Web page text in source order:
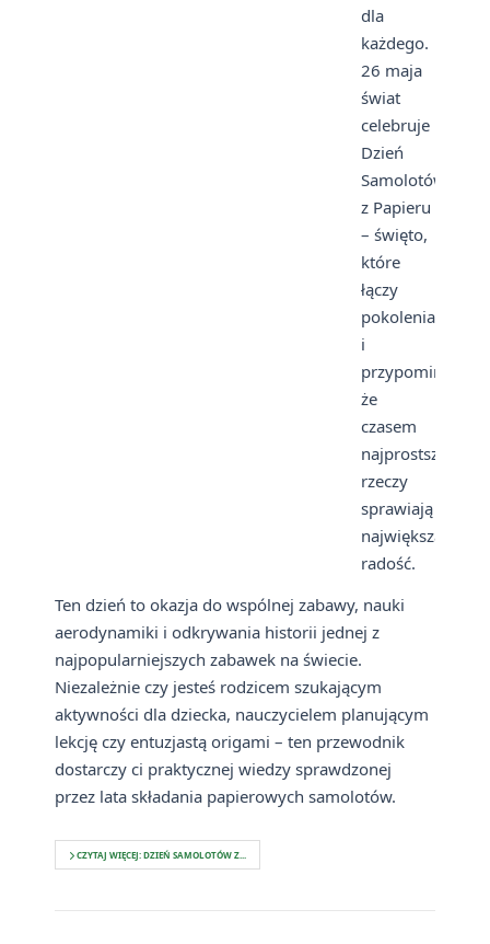
dla
każdego.
26 maja
świat
celebruje
Dzień
Samolotów
z Papieru
– święto,
które
łączy
pokolenia
i
przypomina,
że
czasem
najprostsze
rzeczy
sprawiają
największą
radość.
Ten dzień to okazja do wspólnej zabawy, nauki
aerodynamiki i odkrywania historii jednej z
najpopularniejszych zabawek na świecie.
Niezależnie czy jesteś rodzicem szukającym
aktywności dla dziecka, nauczycielem planującym
lekcję czy entuzjastą origami – ten przewodnik
dostarczy ci praktycznej wiedzy sprawdzonej
przez lata składania papierowych samolotów.
CZYTAJ WIĘCEJ: DZIEŃ SAMOLOTÓW Z...